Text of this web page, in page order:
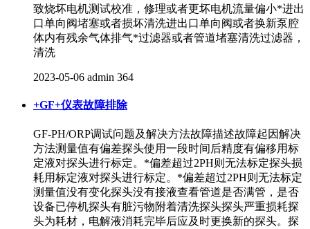
致烧坏电机测试校准，修理或者更坏电机流量偏小*进出
口单向阀堵塞或者损坏清洗进出口单向阀或者换新泵腔
体内有残余气体排气*过滤器或者管道堵塞清洗过滤器，
清洗
2023-05-06 admin 364
+GF+仪表故障排除
GF-PH/ORP调试问题及解决方法故障描述故障起因解决
方法测量值有偏差探头使用一段时间后精度有偏移用标
定液对探头进行标定。*偏差超过2PH则无法标定探头损
耗用标定液对探头进行标定。*偏差超过2PH则无法标定
测量值没有变化探头没有接液查看管道是否满管，是否
设备已停机探头有脏污物附着清洗探头探头严重损耗探
头为耗材，电解液消耗完毕后应及时更换新的探头。探